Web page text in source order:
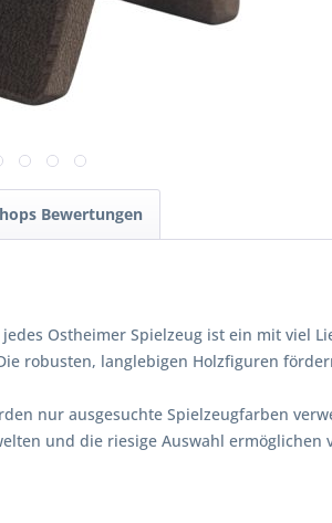
Bewertungen
Ostheimer Spielzeug ist ein mit viel
robusten, langlebigen Holzfiguren
nur ausgesuchte Spielzeugfarben
und die riesige Auswahl